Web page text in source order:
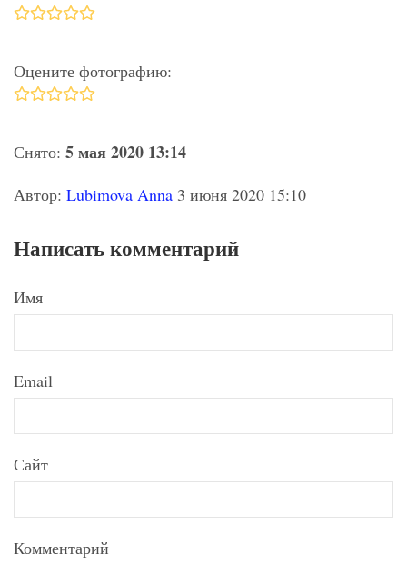
Оцените фотографию:
Снято: 5 мая 2020 13:14
Автор: Lubimova Anna 3 июня 2020 15:10
Написать комментарий
Имя
Email
Сайт
Комментарий